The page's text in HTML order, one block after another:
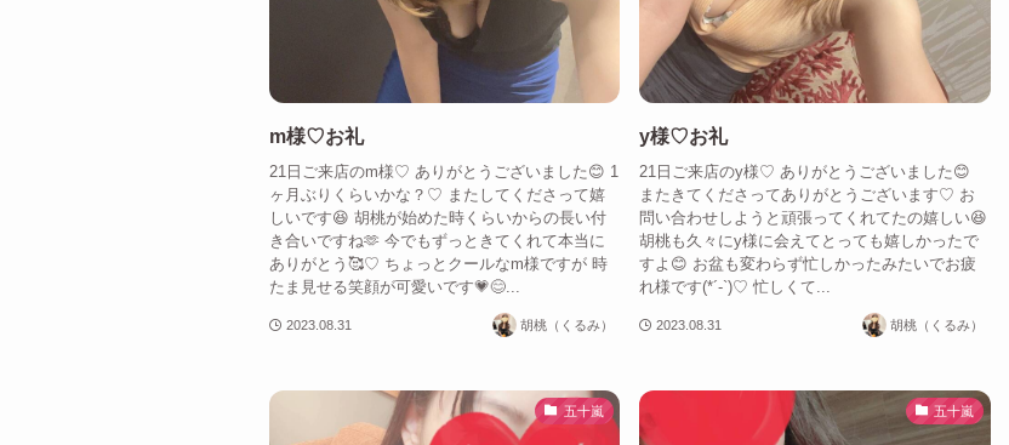
m様♡お礼
21日ご来店のm様♡ ありがとうございました😊 1
ヶ月ぶりくらいかな？♡ またしてくださって嬉
しいです😆 胡桃が始めた時くらいからの長い付
き合いですね🫶 今でもずっときてくれて本当に
ありがとう🥰♡ ちょっとクールなm様ですが 時
たま見せる笑顔が可愛いです💗😊...
2023.08.31 胡桃（くるみ）
y様♡お礼
21日ご来店のy様♡ ありがとうございました😊
またきてくださってありがとうございます♡ お
問い合わせしようと頑張ってくれてたの嬉しい😆
胡桃も久々にy様に会えてとっても嬉しかったで
すよ😊 お盆も変わらず忙しかったみたいでお疲
れ様です(*´-`)♡ 忙しくて...
2023.08.31 胡桃（くるみ）
五十嵐 五十嵐